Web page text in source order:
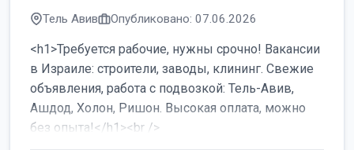
Тель Авив Опубликовано: 07.06.2026
<h1>Требуется рабочие, нужны срочно! Вакансии
в Израиле: строители, заводы, клининг. Свежие
объявления, работа с подвозкой: Тель-Авив,
Ашдод, Холон, Ришон. Высокая оплата, можно
без опыта!</h1><br />